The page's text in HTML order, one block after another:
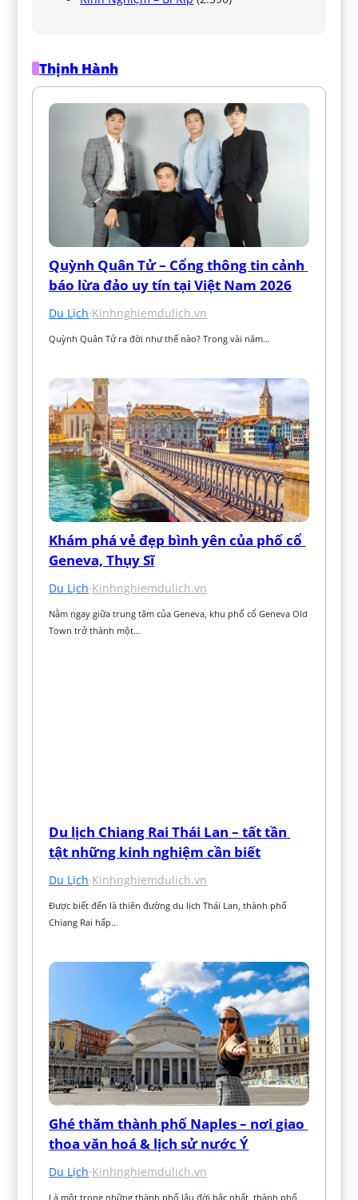
Thịnh Hành
Quỳnh Quân Tử – Cổng thông tin cảnh
báo lừa đảo uy tín tại Việt Nam 2026
Du Lịch·Kinhnghiemdulich.vn
Quỳnh Quân Tử ra đời như thế nào? Trong vài năm…
Khám phá vẻ đẹp bình yên của phố cổ
Geneva, Thụy Sĩ
Du Lịch·Kinhnghiemdulich.vn
Nằm ngay giữa trung tâm của Geneva, khu phố cổ Geneva Old
Town trở thành một…
Du lịch Chiang Rai Thái Lan – tất tần
tật những kinh nghiệm cần biết
Du Lịch·Kinhnghiemdulich.vn
Được biết đến là thiên đường du lịch Thái Lan, thành phố
Chiang Rai hấp…
Ghé thăm thành phố Naples – nơi giao
thoa văn hoá & lịch sử nước Ý
Du Lịch·Kinhnghiemdulich.vn
Là một trong những thành phố lâu đời bậc nhất, thành phố